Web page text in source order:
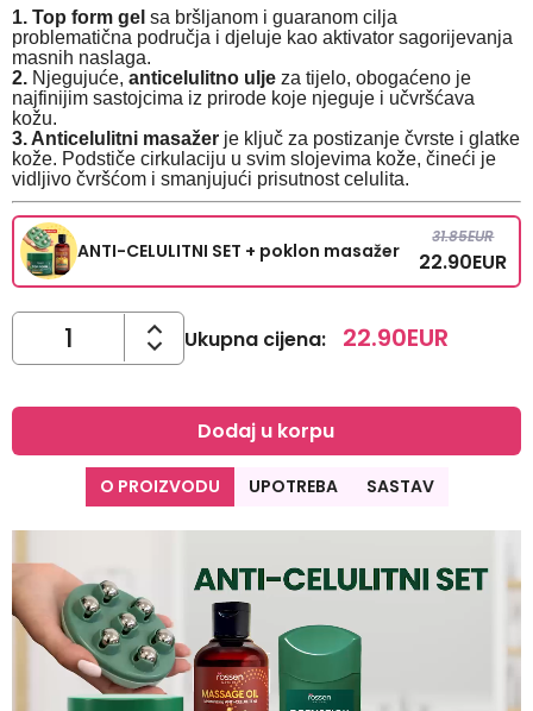
1. Top form gel sa bršljanom i guaranom cilja
problematična područja i djeluje kao aktivator sagorijevanja
masnih naslaga.
2. Njegujuće, anticelulitno ulje za tijelo, obogaćeno je
najfinijim sastojcima iz prirode koje njeguje i učvršćava
kožu.
3. Anticelulitni masažer je ključ za postizanje čvrste i glatke
kože. Podstiče cirkulaciju u svim slojevima kože, čineći je
vidljivo čvršćom i smanjujući prisutnost celulita.
ANTI-CELULITNI SET + poklon masažer
31.85EUR
22.90EUR
Ukupna cijena: 22.90EUR
Dodaj u korpu
O PROIZVODU UPOTREBA SASTAV